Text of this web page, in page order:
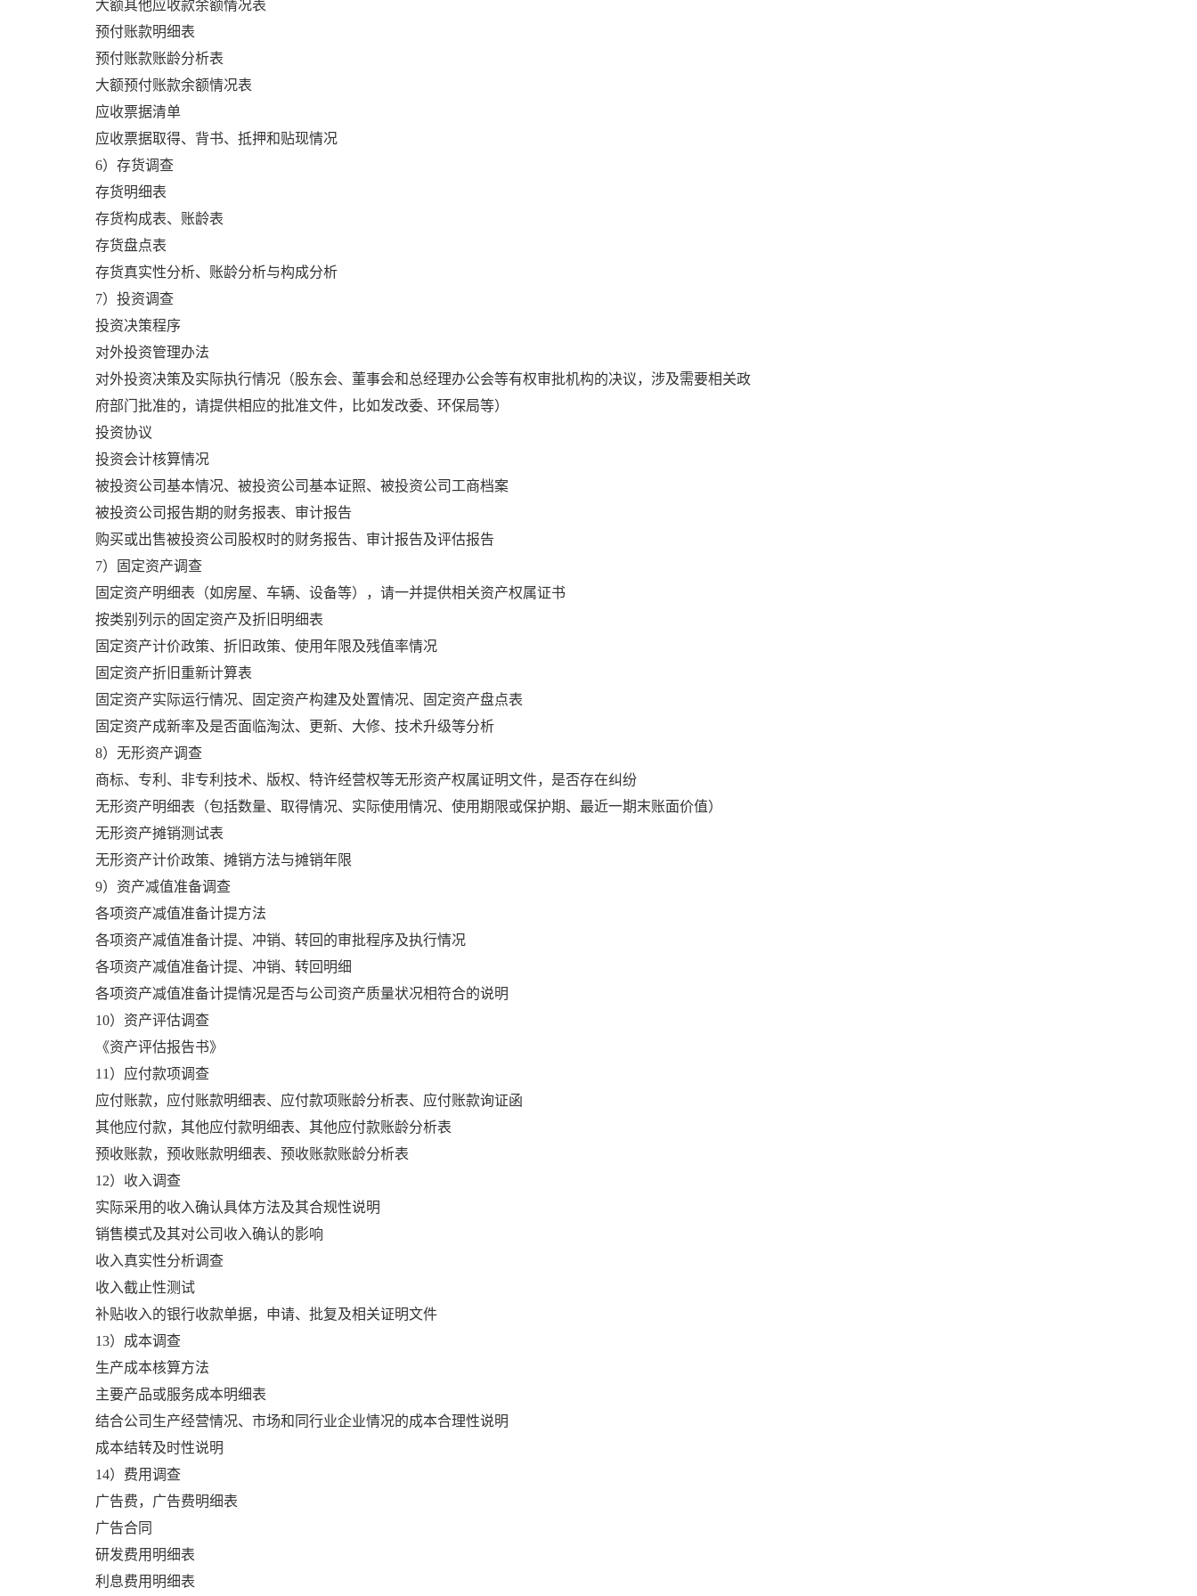
大额其他应收款余额情况表
预付账款明细表
预付账款账龄分析表
大额预付账款余额情况表
应收票据清单
应收票据取得、背书、抵押和贴现情况
6）存货调查
存货明细表
存货构成表、账龄表
存货盘点表
存货真实性分析、账龄分析与构成分析
7）投资调查
投资决策程序
对外投资管理办法
对外投资决策及实际执行情况（股东会、董事会和总经理办公会等有权审批机构的决议，涉及需要相关政
府部门批准的，请提供相应的批准文件，比如发改委、环保局等）
投资协议
投资会计核算情况
被投资公司基本情况、被投资公司基本证照、被投资公司工商档案
被投资公司报告期的财务报表、审计报告
购买或出售被投资公司股权时的财务报告、审计报告及评估报告
7）固定资产调查
固定资产明细表（如房屋、车辆、设备等），请一并提供相关资产权属证书
按类别列示的固定资产及折旧明细表
固定资产计价政策、折旧政策、使用年限及残值率情况
固定资产折旧重新计算表
固定资产实际运行情况、固定资产构建及处置情况、固定资产盘点表
固定资产成新率及是否面临淘汰、更新、大修、技术升级等分析
8）无形资产调查
商标、专利、非专利技术、版权、特许经营权等无形资产权属证明文件，是否存在纠纷
无形资产明细表（包括数量、取得情况、实际使用情况、使用期限或保护期、最近一期末账面价值）
无形资产摊销测试表
无形资产计价政策、摊销方法与摊销年限
9）资产减值准备调查
各项资产减值准备计提方法
各项资产减值准备计提、冲销、转回的审批程序及执行情况
各项资产减值准备计提、冲销、转回明细
各项资产减值准备计提情况是否与公司资产质量状况相符合的说明
10）资产评估调查
《资产评估报告书》
11）应付款项调查
应付账款，应付账款明细表、应付款项账龄分析表、应付账款询证函
其他应付款，其他应付款明细表、其他应付款账龄分析表
预收账款，预收账款明细表、预收账款账龄分析表
12）收入调查
实际采用的收入确认具体方法及其合规性说明
销售模式及其对公司收入确认的影响
收入真实性分析调查
收入截止性测试
补贴收入的银行收款单据，申请、批复及相关证明文件
13）成本调查
生产成本核算方法
主要产品或服务成本明细表
结合公司生产经营情况、市场和同行业企业情况的成本合理性说明
成本结转及时性说明
14）费用调查
广告费，广告费明细表
广告合同
研发费用明细表
利息费用明细表